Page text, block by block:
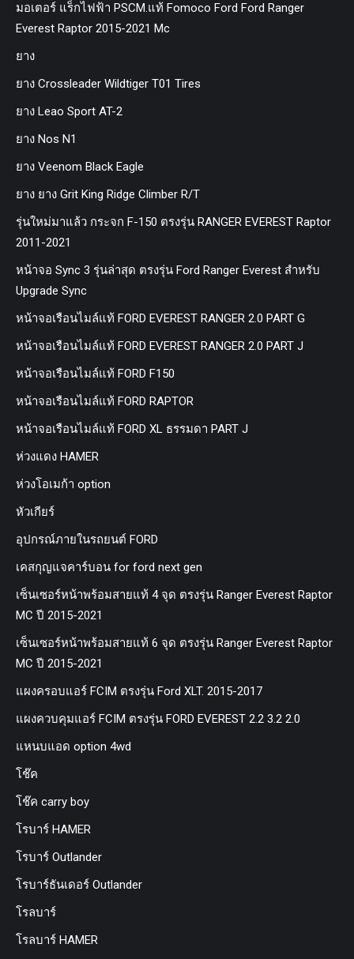
มอเตอร์ แร็กไฟฟ้า PSCM.แท้ Fomoco Ford Ford Ranger
Everest Raptor 2015-2021 Mc
ยาง
ยาง Crossleader Wildtiger T01 Tires
ยาง Leao Sport AT-2
ยาง Nos N1
ยาง Veenom Black Eagle
ยาง ยาง Grit King Ridge Climber R/T
รุ่นใหม่มาแล้ว กระจก F-150 ตรงรุ่น RANGER EVEREST Raptor
2011-2021
หน้าจอ Sync 3 รุ่นล่าสุด ตรงรุ่น Ford Ranger Everest สำหรับ
Upgrade Sync
หน้าจอเรือนไมล์แท้ FORD EVEREST RANGER 2.0 PART G
หน้าจอเรือนไมล์แท้ FORD EVEREST RANGER 2.0 PART J
หน้าจอเรือนไมล์แท้ FORD F150
หน้าจอเรือนไมล์แท้ FORD RAPTOR
หน้าจอเรือนไมล์แท้ FORD XL ธรรมดา PART J
ห่วงแดง HAMER
ห่วงโอเมก้า option
หัวเกียร์
อุปกรณ์ภายในรถยนต์ FORD
เคสกุญแจคาร์บอน for ford next gen
เซ็นเซอร์หน้าพร้อมสายแท้ 4 จุด ตรงรุ่น Ranger Everest Raptor
MC ปี 2015-2021
เซ็นเซอร์หน้าพร้อมสายแท้ 6 จุด ตรงรุ่น Ranger Everest Raptor
MC ปี 2015-2021
แผงครอบแอร์ FCIM ตรงรุ่น Ford XLT. 2015-2017
แผงควบคุมแอร์ FCIM ตรงรุ่น FORD EVEREST 2.2 3.2 2.0
แหนบแอด option 4wd
โช๊ค
โช๊ค carry boy
โรบาร์ HAMER
โรบาร์ Outlander
โรบาร์ธันเดอร์ Outlander
โรลบาร์
โรลบาร์ HAMER